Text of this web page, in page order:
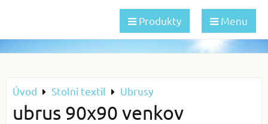
Produkty Menu
Úvod Stolní textil Ubrusy
ubrus 90x90 venkov